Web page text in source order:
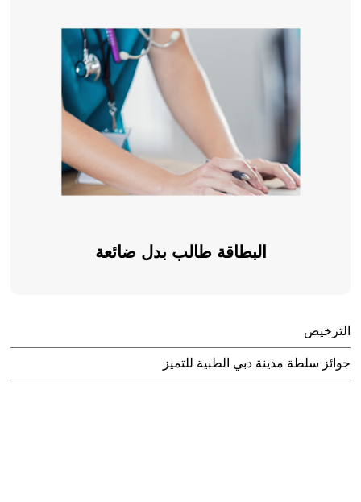
البطاقة طالب بدل ضائعة
الترخيص
جوائز سلطة مدينة دبي الطبية للتميز